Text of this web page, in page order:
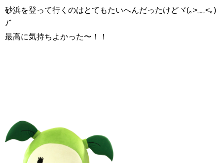
砂浜を登って行くのはとてもたいへんだったけどヾ(｡>﹏<｡)
ﾉﾞ
最高に気持ちよかった〜！！